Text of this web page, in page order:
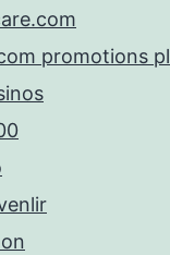
promotions pl